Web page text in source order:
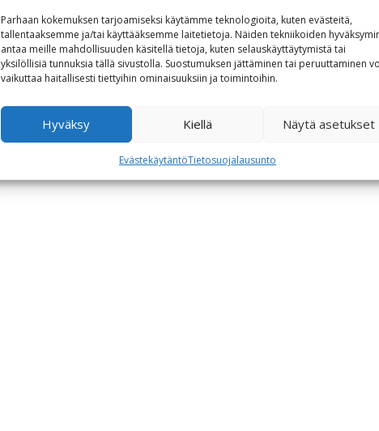
Parhaan kokemuksen tarjoamiseksi käytämme teknologioita, kuten evästeitä,
tallentaaksemme ja/tai käyttääksemme laitetietoja. Näiden tekniikoiden
antaa meille mahdollisuuden käsitellä tietoja, kuten selauskäyttäytymistä tai
yksilöllisiä tunnuksia tällä sivustolla. Suostumuksen jättäminen tai peruuttaminen
vaikuttaa haitallisesti tiettyihin ominaisuuksiin ja toimintoihin.
Hyväksy Kiellä Näytä asetukset
EvästekäytäntöTietosuojalausunto